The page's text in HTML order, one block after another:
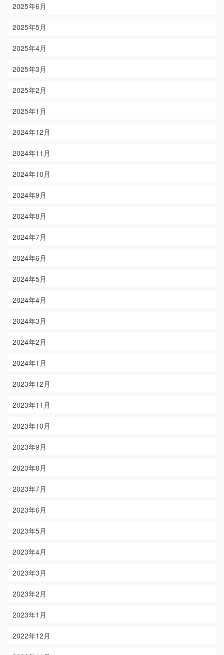
2025年6月
2025年5月
2025年4月
2025年3月
2025年2月
2025年1月
2024年12月
2024年11月
2024年10月
2024年9月
2024年8月
2024年7月
2024年6月
2024年5月
2024年4月
2024年3月
2024年2月
2024年1月
2023年12月
2023年11月
2023年10月
2023年9月
2023年8月
2023年7月
2023年6月
2023年5月
2023年4月
2023年3月
2023年2月
2023年1月
2022年12月